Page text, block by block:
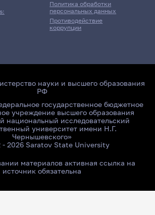
Политика обработки
персональных данных
Противодействие
коррупции
науки и высшего образования
РФ
государственное бюджетное
учреждение высшего образования
национальный исследовательский
университет имени Н.Г.
Чернышевского»
- 2026 Saratov State University
материалов активная ссылка на
источник обязательна